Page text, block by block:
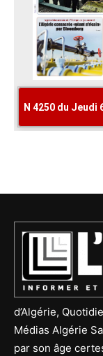
d’Algérie,
Médias Algérie
par son âge